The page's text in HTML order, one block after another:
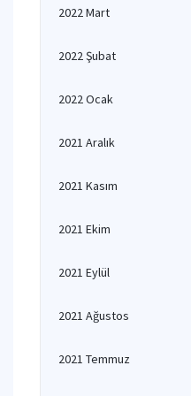
2022 Mart
2022 Şubat
2022 Ocak
2021 Aralık
2021 Kasım
2021 Ekim
2021 Eylül
2021 Ağustos
2021 Temmuz